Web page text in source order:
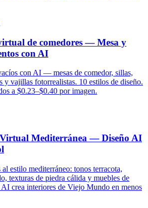
de comedores — Mesa y
con AI
con AI — mesas de comedor, sillas,
y vajillas fotorrealistas. 10 estilos de diseño.
a $0.23–$0.40 por imagen.
Virtual Mediterránea — Diseño AI
estilo mediterráneo: tonos terracota,
texturas de piedra cálida y muebles de
crea interiores de Viejo Mundo en menos